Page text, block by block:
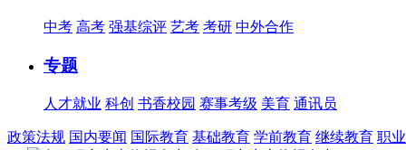
中考 高考 强基综评 艺考 考研 中外合作
专题
人才就业 科创 书香校园 赛事考级 美育 通讯员
政策法规 国内要闻 国际教育 基础教育 学前教育 继续教育 职